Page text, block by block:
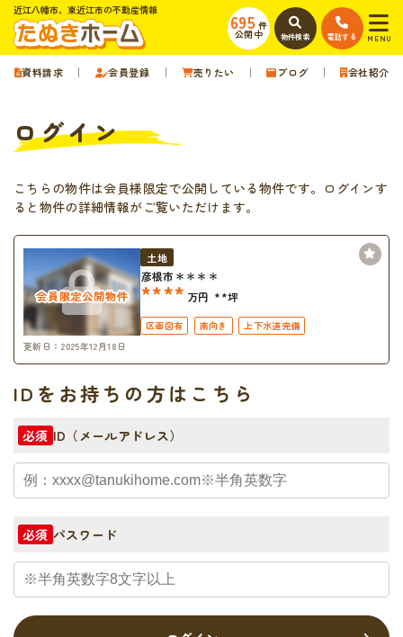
近江八幡市、東近江市の不動産情報
695 件
公開中 物件検索 電話する MENU
資料請求 会員登録 売りたい ブログ 会社紹介
ログイン
こちらの物件は会員様限定で公開している物件です。ログインす
ると物件の詳細情報がご覧いただけます。
更新日：2025年12月18日
土地
彦根市＊＊＊＊
**** 万円 **坪
区画図有 南向き 上下水道完備
IDをお持ちの方はこちら
必須 ID（メールアドレス）
必須 パスワード